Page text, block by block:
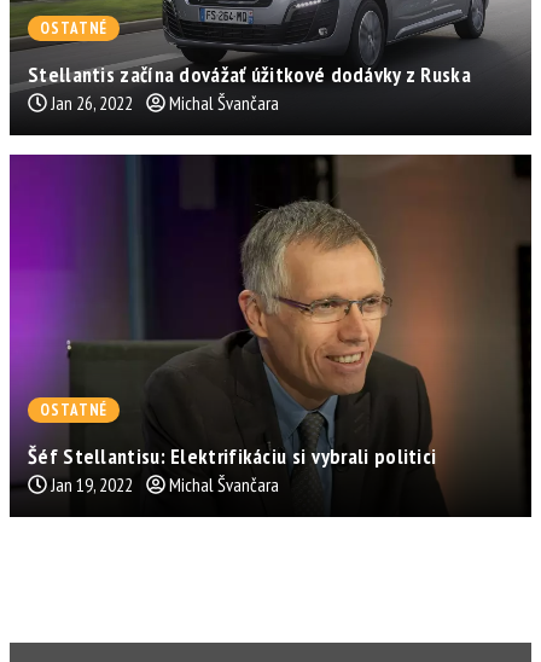
OSTATNÉ
Stellantis začína dovážať úžitkové dodávky z Ruska
Jan 26, 2022 Michal Švančara
OSTATNÉ
Šéf Stellantisu: Elektrifikáciu si vybrali politici
Jan 19, 2022 Michal Švančara